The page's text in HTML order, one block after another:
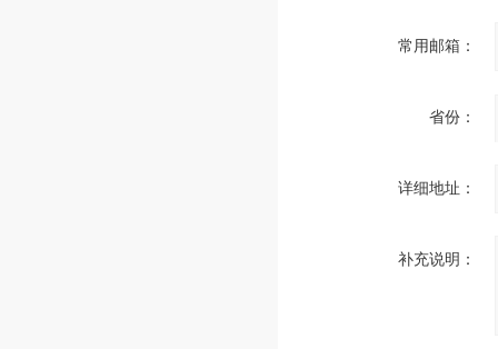
常用邮箱：
省份：
详细地址：
补充说明：